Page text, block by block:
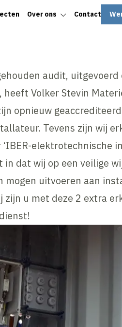
Over ons Contact
audit,
Volker Stevin
opnieuw
Tevens zijn wij
elektrotechnische
in dat wij op een veilige
mogen uitvoeren aan
zijn u met deze 2 extra